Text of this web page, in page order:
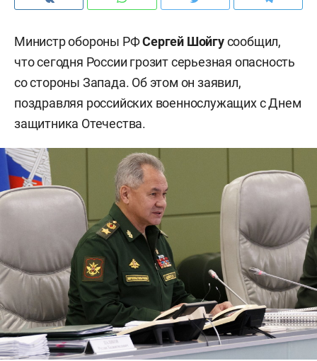
Министр обороны РФСергей Шойгусообщил,
что сегодня России грозит серьезная опасность
со стороны Запада. Об этом он заявил,
поздравляя российских военнослужащих с Днем
защитника Отечества.